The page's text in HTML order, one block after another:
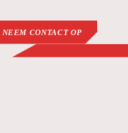
NEEM CONTACT OP